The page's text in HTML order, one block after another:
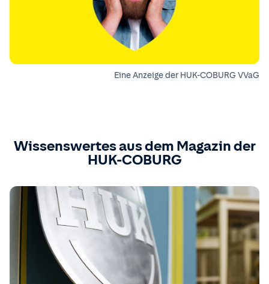
Eine Anzeige der HUK-COBURG VVaG
Wissenswertes aus dem Magazin der
HUK-COBURG